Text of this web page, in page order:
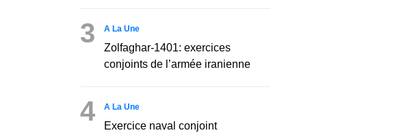
3 A La Une
Zolfaghar-1401: exercices
conjoints de l’armée iranienne
4 A La Une
Exercice naval conjoint